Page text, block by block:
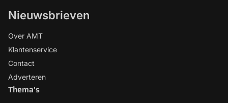
Nieuwsbrieven
Over AMT
Klantenservice
Contact
Adverteren
Thema's